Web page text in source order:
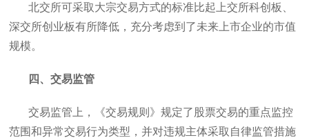
北交所可采取大宗交易方式的标准比起上交所科创板、
深交所创业板有所降低，充分考虑到了未来上市企业的市值
规模。
四、交易监管
交易监管上，《交易规则》规定了股票交易的重点监控
范围和异常交易行为类型，并对违规主体采取自律监管措施